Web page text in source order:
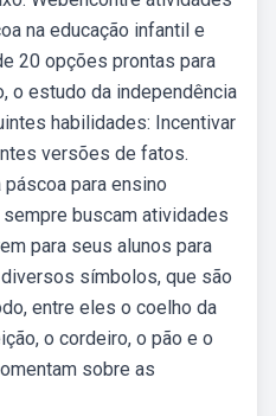
na educação infantil e
20 opções prontas para
o estudo da independência
habilidades: Incentivar
versões de fatos.
para ensino
buscam atividades
para seus alunos para
símbolos, que são
entre eles o coelho da
o cordeiro, o pão e o
sobre as